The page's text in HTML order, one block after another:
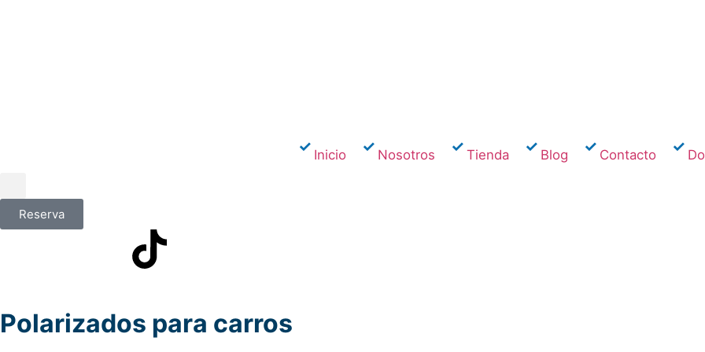
Inicio Nosotros Tienda Blog Contacto
Reserva
Polarizados para carros